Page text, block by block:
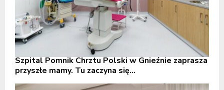
Szpital Pomnik Chrztu Polski w Gnieźnie zaprasza
przyszłe mamy. Tu zaczyna się...